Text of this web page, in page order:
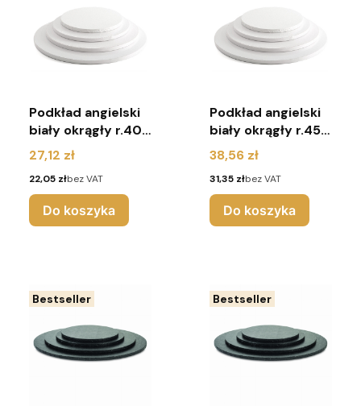
Podkład angielski
biały okrągły r.40
- Chrzest
Cena
27,12 zł
Cena
22,05 złbez VAT
Do koszyka
Podkład angielski
biały okrągły r.45 -
Chrzest
Cena
38,56 zł
Cena
31,35 złbez VAT
Do koszyka
Bestseller Bestseller